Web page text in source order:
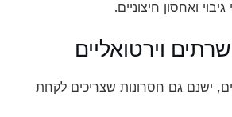
ואחסון חיצוניים.
וירטואליים
ישנם גם חסרונות שצריכים לקחת